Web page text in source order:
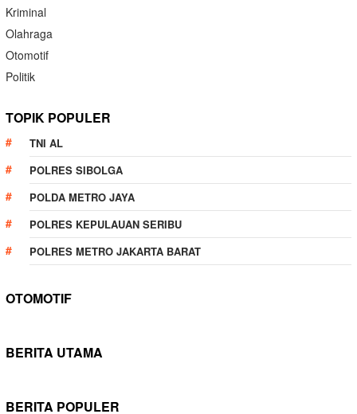
Kriminal
Olahraga
Otomotif
Politik
TOPIK POPULER
TNI AL
POLRES SIBOLGA
POLDA METRO JAYA
POLRES KEPULAUAN SERIBU
POLRES METRO JAKARTA BARAT
OTOMOTIF
BERITA UTAMA
BERITA POPULER